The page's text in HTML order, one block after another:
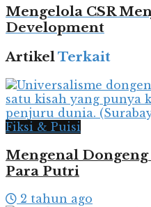
Mengelola CSR
Development
ArtikelTerkait
Fiksi & Puisi
Mengenal
Para Putri
2 tahun ago